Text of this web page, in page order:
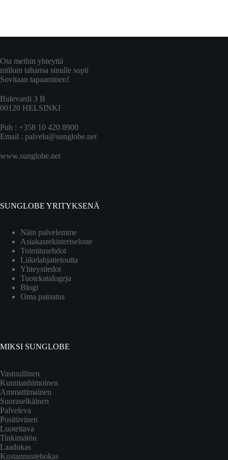
Ota meihin yhteyttä
milloin tahansa sinulle sopii
Sovitaan tapaaminen!
Bulevardi 3 B
00120 HELSINKI
Puh : +358 10 420 8900
Email : palvelu@sunglobe.net
www.sunglobe.net
SUNGLOBE YRITYKSENÄ
Näin palvelemme
Asiakasrekisteriseloste
Toimitusehdot
Liikelahjatietoutta
Yhteystiedot
Tuotekatalogeja
Blogi
Oma painatus
MIKSI SUNGLOBE
Vastuullinen
Kunnianhimoinen
Ammattimainen
Suoraselkäinen
Palveleva
Positiivinen
Luotettava
Tinkimätön
Laadukas
Kustannustehokas